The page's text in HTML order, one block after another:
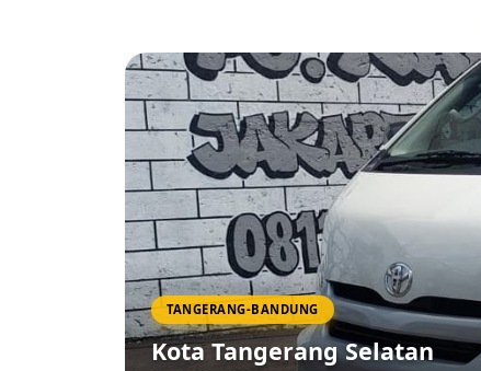
TANGERANG-BANDUNG
Kota Tangerang Selatan